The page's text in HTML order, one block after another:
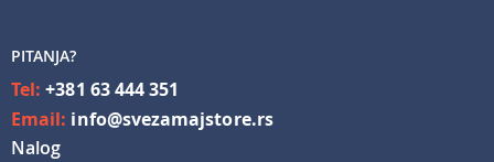
PITANJA?
Tel:+381 63 444 351
Email: info@svezamajstore.rs
Nalog